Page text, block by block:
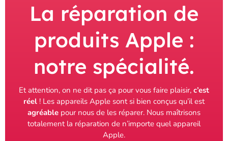
La réparation de
produits Apple :
notre spécialité.
Et attention, on ne dit pas ça pour vous faire plaisir, c’est
réel ! Les appareils Apple sont si bien conçus qu’il est
agréable pour nous de les réparer. Nous maîtrisons
totalement la réparation de n’importe quel appareil
Apple.